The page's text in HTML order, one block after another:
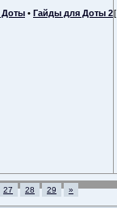
Доты • Гайды для Доты 2
27 28 29 »